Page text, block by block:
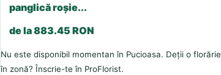
panglică roșie...
de la 883.45 RON
Nu este disponibil momentan în Pucioasa. Deții o florărie
în zonă? Înscrie-te în ProFlorist.